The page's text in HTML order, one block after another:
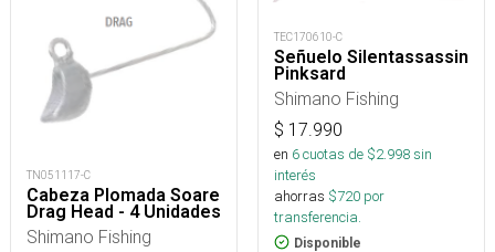
TN051117-C
Cabeza Plomada Soare
Drag Head - 4 Unidades
Shimano Fishing
TEC170610-C
Señuelo Silentassassin
Pinksard
Shimano Fishing
$ 17.990
en 6cuotas de $2.998sin
interés
ahorras $720 por
transferencia.
Disponible